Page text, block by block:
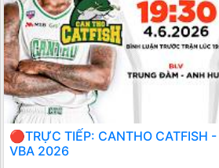
🔴TRỰC TIẾP: CANTHO CATFISH -
VBA 2026